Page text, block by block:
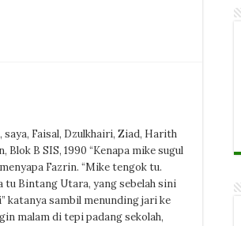
saya, Faisal, Dzulkhairi, Ziad, Harith
Blok B SIS, 1990 “Kenapa mike sugul
Fazrin. “Mike tengok tu.
tu Bintang Utara, yang sebelah sini
katanya sambil menunding jari ke
malam di tepi padang sekolah,